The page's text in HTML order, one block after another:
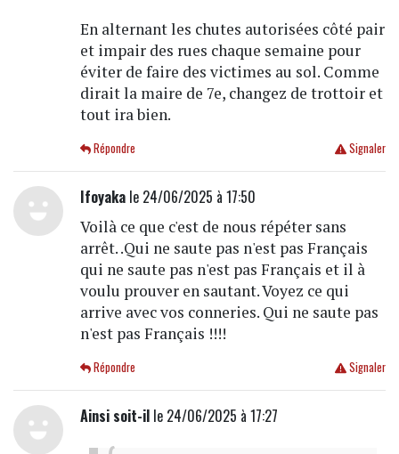
En alternant les chutes autorisées côté pair
et impair des rues chaque semaine pour
éviter de faire des victimes au sol. Comme
dirait la maire de 7e, changez de trottoir et
tout ira bien.
Signaler
Répondre
Ifoyakale 24/06/2025 à 17:50
Voilà ce que c'est de nous répéter sans
arrêt. .Qui ne saute pas n'est pas Français
qui ne saute pas n'est pas Français et il à
voulu prouver en sautant. Voyez ce qui
arrive avec vos conneries. Qui ne saute pas
n'est pas Français !!!!
Signaler
Répondre
Ainsi soit-ille 24/06/2025 à 17:27